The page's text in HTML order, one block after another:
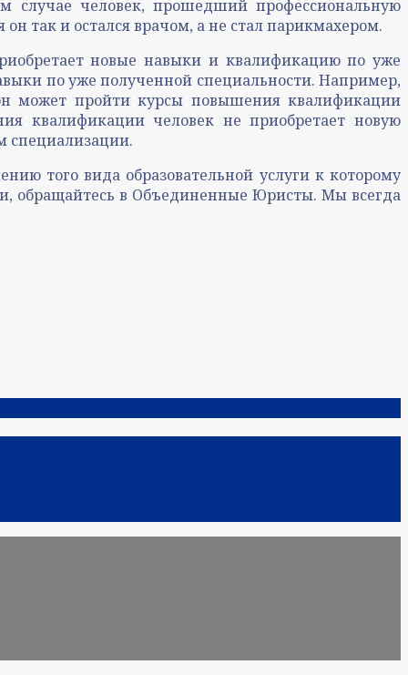
случае человек, прошедший профессиональную
так и остался врачом, а не стал парикмахером.
новые навыки и квалификацию по уже
по уже полученной специальности. Например,
может пройти курсы повышения квалификации
квалификации человек не приобретает новую
специализации.
того вида образовательной услуги к которому
обращайтесь в Объединенные Юристы. Мы всегда